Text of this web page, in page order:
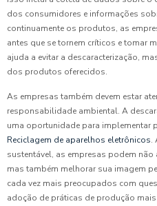
dos consumidores e informações
continuamente os produtos, as
antes que se tornem críticos e tomar
ajuda a evitar a descaracterização,
dos produtos oferecidos.
As empresas também devem estar
responsabilidade ambiental. A
uma oportunidade para implementar
Reciclagem de aparelhos eletrônicos.
sustentável, as empresas podem não
mas também melhorar sua imagem
cada vez mais preocupados com
adoção de práticas de produção